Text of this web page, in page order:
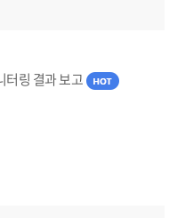
터링 결과 보고